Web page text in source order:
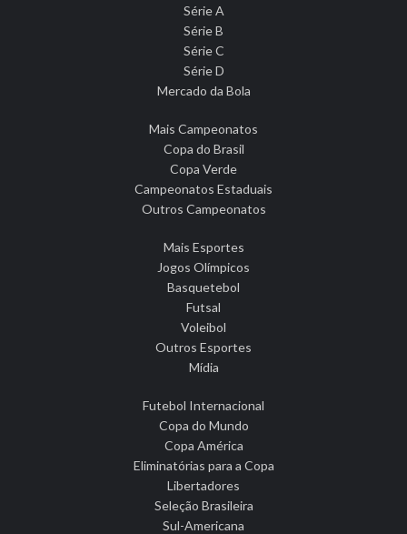
Série A
Série B
Série C
Série D
Mercado da Bola
Mais Campeonatos
Copa do Brasil
Copa Verde
Campeonatos Estaduais
Outros Campeonatos
Mais Esportes
Jogos Olímpicos
Basquetebol
Futsal
Voleibol
Outros Esportes
Mídia
Futebol Internacional
Copa do Mundo
Copa América
Eliminatórias para a Copa
Libertadores
Seleção Brasileira
Sul-Americana